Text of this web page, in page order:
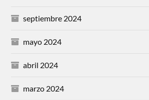
septiembre 2024
mayo 2024
abril 2024
marzo 2024